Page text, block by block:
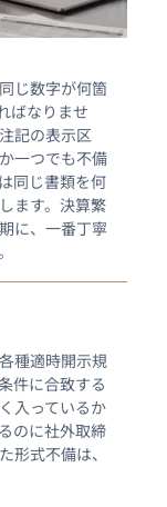
じ数字が何箇
ばなりませ
記の表示区
一つでも不備
同じ書類を何
ます。決算繁
に、一番丁寧
種適時開示規
件に合致する
入っているか
のに社外取締
形式不備は、